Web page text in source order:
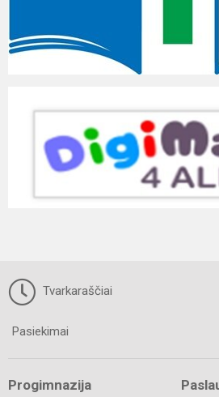
Tvarkaraščiai
Pasiekimai
Progimnazija